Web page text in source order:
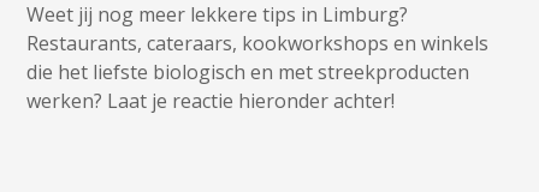
Weet jij nog meer lekkere tips in Limburg?
Restaurants, cateraars, kookworkshops en winkels
die het liefste biologisch en met streekproducten
werken? Laat je reactie hieronder achter!